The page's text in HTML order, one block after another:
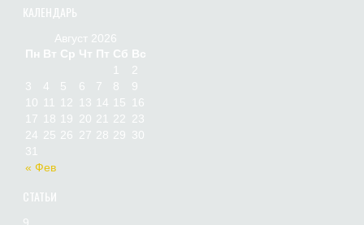
КАЛЕНДАРЬ
Август 2026
Пн Вт Ср Чт Пт Сб Вс
« Фев
1
2
3
4 5 6 7 8
9
10 11 12 13 14 15 16
17 18 19 20 21 22 23
24 25 26 27 28 29 30
31
СТАТЬИ